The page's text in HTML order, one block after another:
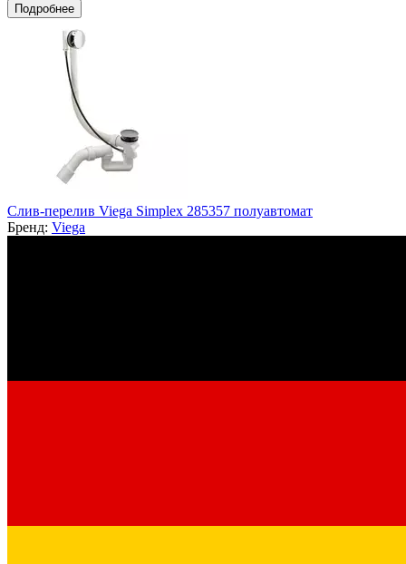
Подробнее
Слив-перелив Viega Simplex 285357 полуавтомат
Бренд: Viega